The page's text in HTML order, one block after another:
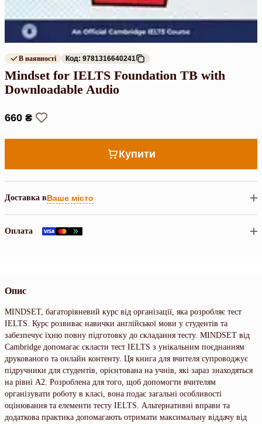
В наявності Код: 9781316640241
Mindset for IELTS Foundation TB with
Downloadable Audio
660 ₴
Купити
Доставка вВаше місто
Оплата
Опис
MINDSET, багаторівневий курс від організації, яка розробляє тест
IELTS. Курс розвиває навички англійської мови у студентів та
забезпечує їхню повну підготовку до складання тесту. MINDSET від
Cambridge допомагає скласти тест IELTS з унікальним поєднанням
друкованого та онлайн контенту. Ця книга для вчителя супроводжує
підручники для студентів, орієнтована на учнів, які зараз знаходяться
на рівні А2. Розроблена для того, щоб допомогти вчителям
організувати роботу в класі, вона подає загальні особливості
оцінювання та елементи тесту IELTS. Альтернативні вправи та
додаткова практика допомагають отримати максимальну віддачу від